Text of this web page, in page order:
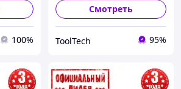
100%
Смотреть
ToolTech 95%